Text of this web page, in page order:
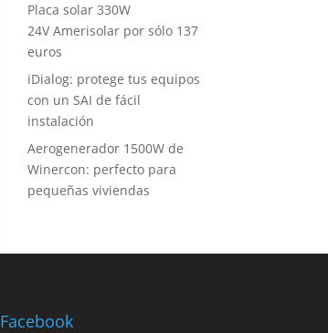
Placa solar 330W
24V Amerisolar por sólo 137
euros
iDialog: protege tus equipos
con un SAI de fácil
instalación
Aerogenerador 1500W de
Winercon: perfecto para
pequeñas viviendas
Facebook